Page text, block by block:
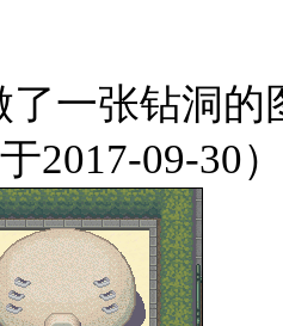
了一张钻洞
于2017-09-30）